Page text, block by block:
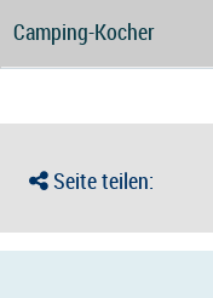
Camping-Kocher
Seite teilen: